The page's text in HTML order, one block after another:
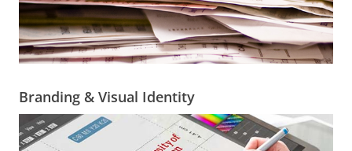
Branding & Visual Identity